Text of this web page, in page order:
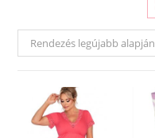
Rendezés legújabb alapján